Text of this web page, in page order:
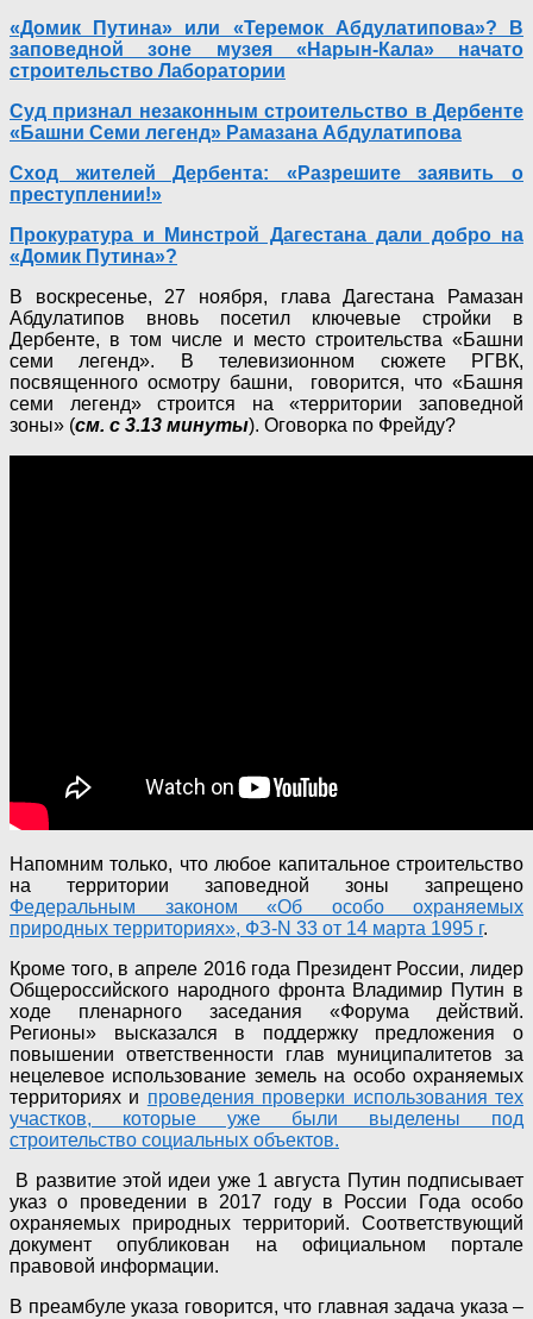
«Домик Путина» или «Теремок Абдулатипова»? В
заповедной зоне музея «Нарын-Кала» начато
строительство Лаборатории
Суд признал незаконным строительство в Дербенте
«Башни Семи легенд» Рамазана Абдулатипова
Сход жителей Дербента: «Разрешите заявить о
преступлении!»
Прокуратура и Минстрой Дагестана дали добро на
«Домик Путина»?
В воскресенье, 27 ноября, глава Дагестана Рамазан
Абдулатипов вновь посетил ключевые стройки в
Дербенте, в том числе и место строительства «Башни
семи легенд». В телевизионном сюжете РГВК,
посвященного осмотру башни, говорится, что «Башня
семи легенд» строится на «территории заповедной
зоны» (см. с 3.13 минуты). Оговорка по Фрейду?
Напомним только, что любое капитальное строительство
на территории заповедной зоны запрещено
Федеральным законом «Об особо охраняемых
природных территориях», ФЗ-N 33 от 14 марта 1995 г.
Кроме того, в апреле 2016 года Президент России, лидер
Общероссийского народного фронта Владимир Путин в
ходе пленарного заседания «Форума действий.
Регионы» высказался в поддержку предложения о
повышении ответственности глав муниципалитетов за
нецелевое использование земель на особо охраняемых
территориях и проведения проверки использования тех
участков, которые уже были выделены под
строительство социальных объектов.
В развитие этой идеи уже 1 августа Путин подписывает
указ о проведении в 2017 году в России Года особо
охраняемых природных территорий. Соответствующий
документ опубликован на официальном портале
правовой информации.
В преамбуле указа говорится, что главная задача указа –